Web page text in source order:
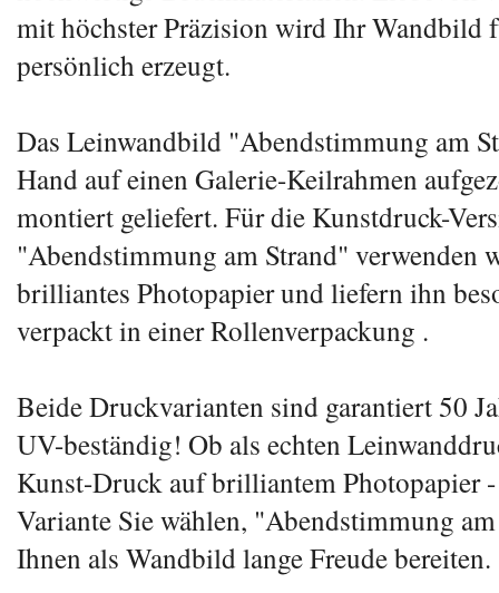
mit höchster Präzision wird Ihr Wandbild
persönlich erzeugt.
Das Leinwandbild "Abendstimmung am
Hand auf einen Galerie-Keilrahmen
montiert geliefert. Für die Kunstdruck-
"Abendstimmung am Strand" verwenden
brilliantes Photopapier und liefern ihn
verpackt in einer Rollenverpackung .
Beide Druckvarianten sind garantiert 50
UV-beständig! Ob als echten
Kunst-Druck auf brilliantem Photopapier
Variante Sie wählen, "Abendstimmung
Ihnen als Wandbild lange Freude bereiten.